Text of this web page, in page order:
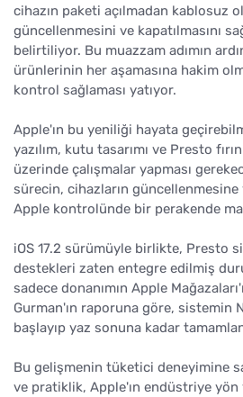
cihazın paketi açılmadan kablosuz
güncellenmesini ve kapatılmasını
belirtiliyor. Bu muazzam adımın
ürünlerinin her aşamasına hakim
kontrol sağlaması yatıyor.
Apple'ın bu yeniliği hayata
yazılım, kutu tasarımı ve Presto
üzerinde çalışmalar yapması
sürecin, cihazların
Apple kontrolünde bir perakende
iOS 17.2 sürümüyle birlikte, Presto
destekleri zaten entegre edilmiş
sadece donanımın Apple
Gurman'ın raporuna göre, sistemin
başlayıp yaz sonuna kadar
Bu gelişmenin tüketici deneyimine
ve pratiklik, Apple'ın endüstriye